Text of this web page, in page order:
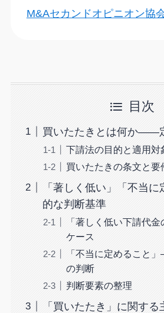
M&Aセカンドオピニオン協
目次
買いたたきとは何か——
下請法の目的と適用対
買いたたきの条文と要
「著しく低い」「不当
的な判断基準
「著しく低い下請代
ケース
「不当に定めること
の判断
判断要素の整理
「買いたたき」に関する